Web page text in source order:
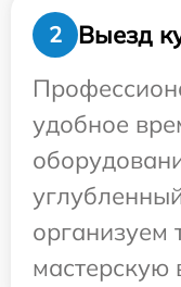
2
Выезд
удобное
организуем
мастерскую